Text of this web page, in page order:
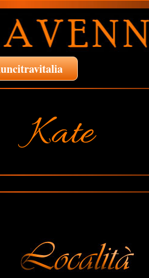
Kate